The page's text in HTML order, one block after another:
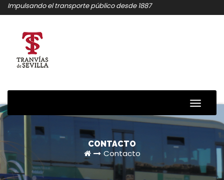
Saltar
al
contenido
Impulsando el transporte público desde 1887
CONTACTO
Contacto